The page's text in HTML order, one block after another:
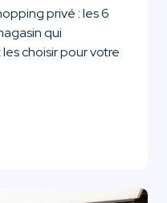
privé : les 6
qui
choisir pour votre